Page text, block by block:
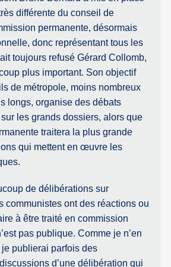
différente du conseil de
permanente, désormais
donc représentant tous les
toujours refusé Gérard Collomb,
plus important. Son objectif
de métropole, moins nombreux
longs, organise des débats
les grands dossiers, alors que
traitera la plus grande
qui mettent en œuvre les
de délibérations sur
communistes ont des réactions ou
à être traité en commission
pas publique. Comme je n’en
publierai parfois des
d’une délibération qui